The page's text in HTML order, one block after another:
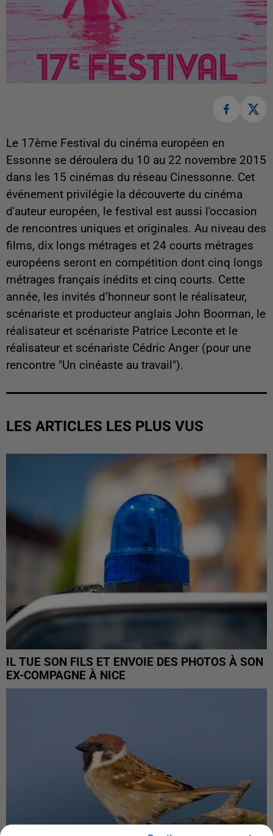
Le 17ème Festival du cinéma européen en
Essonne se déroulera du 10 au 22 novembre 2015
dans les 15 cinémas du réseau Cinessonne. Cet
événement privilégie la découverte du cinéma
d'auteur européen, le festival est aussi l'occasion
de rencontres uniques et originales. Au niveau des
films, dix longs métrages et 24 courts métrages
européens seront en compétition dont cinq longs
métrages français inédits et cinq courts. Cette
année, les invités d’honneur sont le réalisateur,
scénariste et producteur anglais John Boorman, le
réalisateur et scénariste Patrice Leconte et le
réalisateur et scénariste Cédric Anger (pour une
rencontre "Un cinéaste au travail").
LES ARTICLES LES PLUS VUS
IL TUE SON FILS ET ENVOIE DES PHOTOS À SON
EX-COMPAGNE À NICE